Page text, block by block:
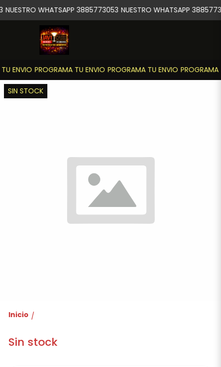
ENVIO PROGRAMA TU ENVIO PROGRAMA TU ENVIO PROGRAMA
NUESTRO WHATSAPP 3885773053 NUESTRO WHATSAPP
SIN STOCK
Inicio /
Sin stock